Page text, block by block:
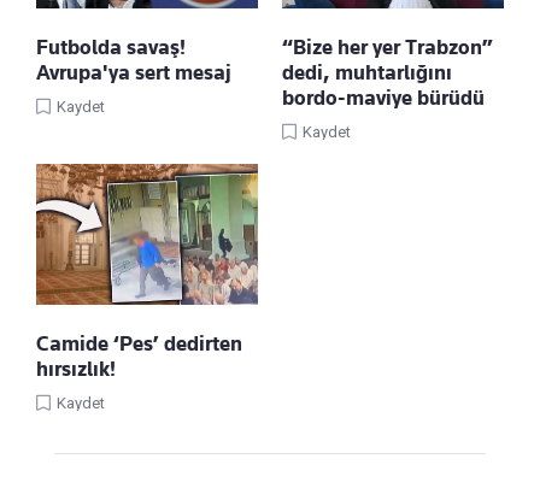
Futbolda savaş!
Avrupa'ya sert mesaj
Kaydet
“Bize her yer Trabzon”
dedi, muhtarlığını
bordo-maviye bürüdü
Kaydet
Camide ‘Pes’ dedirten
hırsızlık!
Kaydet